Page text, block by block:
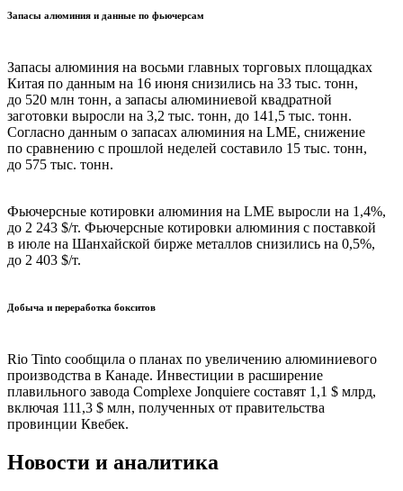
Запасы алюминия и данные по фьючерсам
Запасы алюминия на восьми главных торговых площадках
Китая по данным на 16 июня снизились на 33 тыс. тонн,
до 520 млн тонн, а запасы алюминиевой квадратной
заготовки выросли на 3,2 тыс. тонн, до 141,5 тыс. тонн.
Согласно данным о запасах алюминия на LME, снижение
по сравнению с прошлой неделей составило 15 тыс. тонн,
до 575 тыс. тонн.
Фьючерсные котировки алюминия на LME выросли на 1,4%,
до 2 243 $/т. Фьючерсные котировки алюминия с поставкой
в июле на Шанхайской бирже металлов снизились на 0,5%,
до 2 403 $/т.
Добыча и переработка бокситов
Rio Tinto сообщила о планах по увеличению алюминиевого
производства в Канаде. Инвестиции в расширение
плавильного завода Complexe Jonquiere составят 1,1 $ млрд,
включая 111,3 $ млн, полученных от правительства
провинции Квебек.
Новости и аналитика